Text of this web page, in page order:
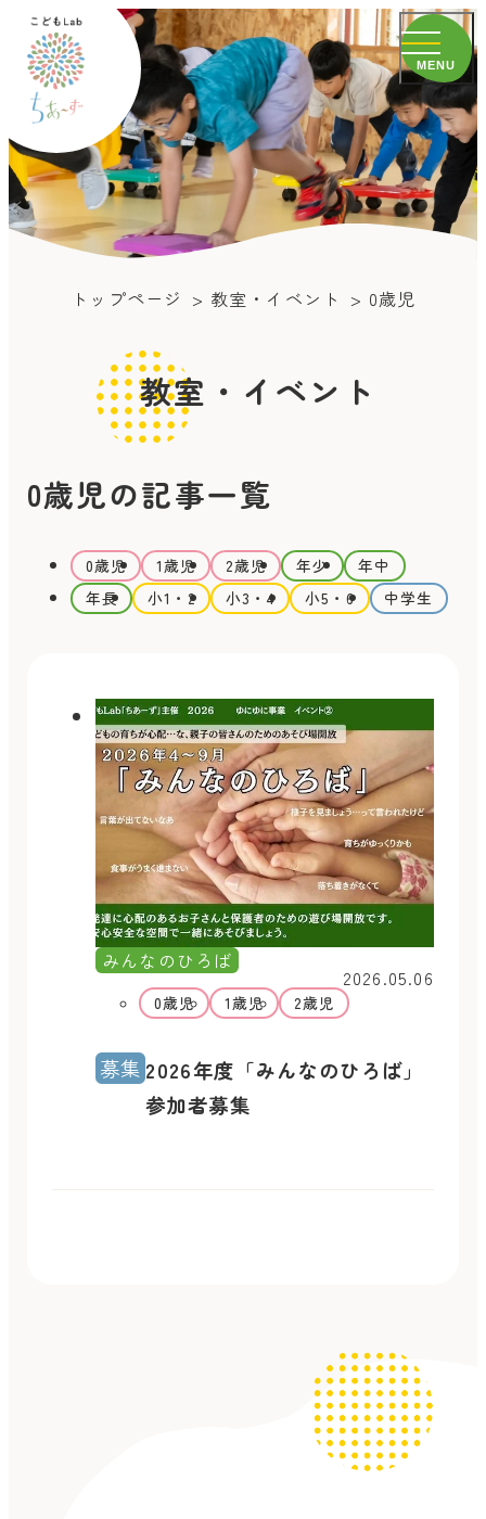
MENU
トップページ 教室・イベント 0歳児
教室・イベント
0歳児の記事一覧
0歳児 1歳児 2歳児 年少
年中
年長
小1・2 小3・4 小5・6 中学生
2026.05.06
みんなのひろば
0歳児 1歳児 2歳児
募集 2026年度「みんなのひろば」
参加者募集